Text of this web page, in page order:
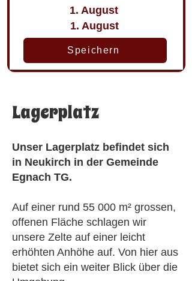
1. August
1. August
Speichern
​Lagerplatz
Unser Lagerplatz befindet sich
in Neukirch in der Gemeinde
Egnach TG.
Auf einer rund 55 000 m² grossen,
offenen Fläche schlagen wir
unsere Zelte auf einer leicht
erhöhten Anhöhe auf. Von hier aus
bietet sich ein weiter Blick über die